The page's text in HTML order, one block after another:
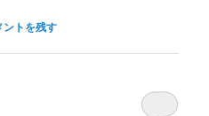
ントを残す